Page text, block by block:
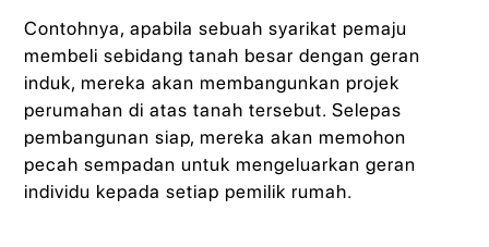
Contohnya, apabila sebuah syarikat pemaju
membeli sebidang tanah besar dengan geran
induk, mereka akan membangunkan projek
perumahan di atas tanah tersebut. Selepas
pembangunan siap, mereka akan memohon
pecah sempadan untuk mengeluarkan geran
individu kepada setiap pemilik rumah.